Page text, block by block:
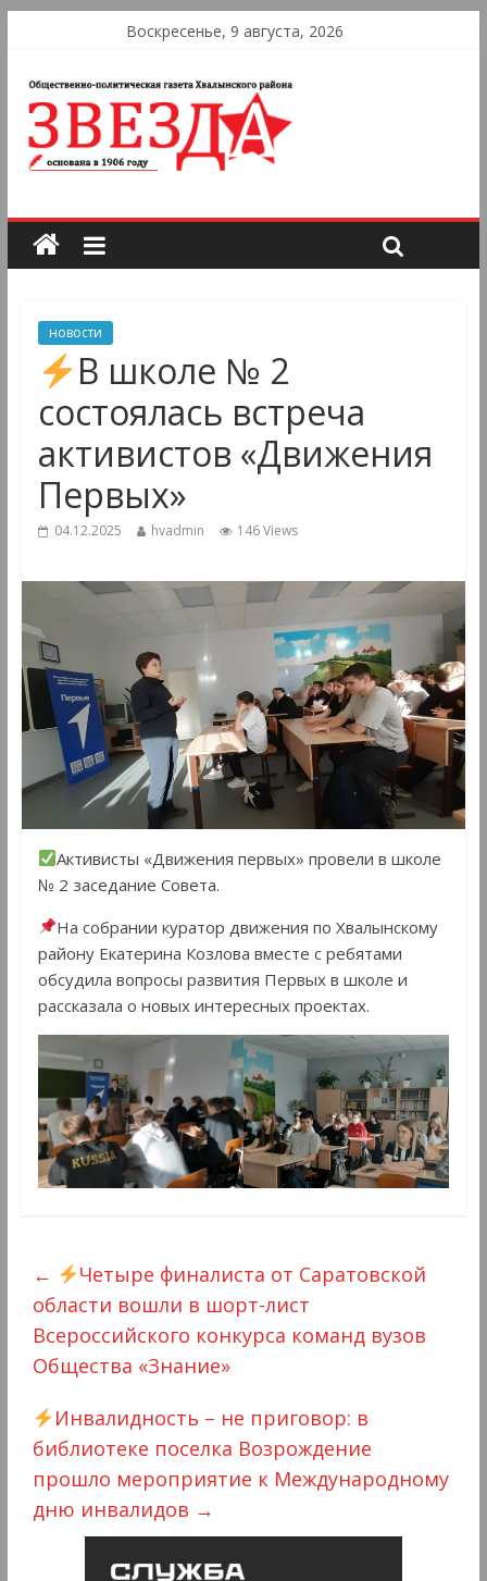
Воскресенье, 9 августа, 2026
новости
В школе № 2
состоялась встреча
активистов «Движения
Первых»
04.12.2025 hvadmin 146 Views
Активисты «Движения первых» провели в школе
№ 2 заседание Совета.
На собрании куратор движения по Хвалынскому
району Екатерина Козлова вместе с ребятами
обсудила вопросы развития Первых в школе и
рассказала о новых интересных проектах.
←
Четыре финалиста от Саратовской
области вошли в шорт-лист
Всероссийского конкурса команд вузов
Общества «Знание»
Инвалидность – не приговор: в
библиотеке поселка Возрождение
прошло мероприятие к Международному
дню инвалидов →